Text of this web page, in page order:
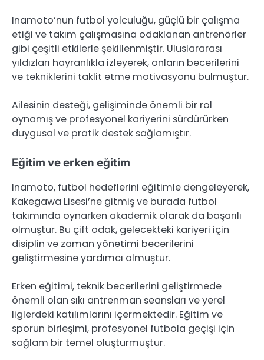
Inamoto’nun futbol yolculuğu, güçlü bir çalışma
etiği ve takım çalışmasına odaklanan antrenörler
gibi çeşitli etkilerle şekillenmiştir. Uluslararası
yıldızları hayranlıkla izleyerek, onların becerilerini
ve tekniklerini taklit etme motivasyonu bulmuştur.
Ailesinin desteği, gelişiminde önemli bir rol
oynamış ve profesyonel kariyerini sürdürürken
duygusal ve pratik destek sağlamıştır.
Eğitim ve erken eğitim
Inamoto, futbol hedeflerini eğitimle dengeleyerek,
Kakegawa Lisesi’ne gitmiş ve burada futbol
takımında oynarken akademik olarak da başarılı
olmuştur. Bu çift odak, gelecekteki kariyeri için
disiplin ve zaman yönetimi becerilerini
geliştirmesine yardımcı olmuştur.
Erken eğitimi, teknik becerilerini geliştirmede
önemli olan sıkı antrenman seansları ve yerel
liglerdeki katılımlarını içermektedir. Eğitim ve
sporun birleşimi, profesyonel futbola geçişi için
sağlam bir temel oluşturmuştur.